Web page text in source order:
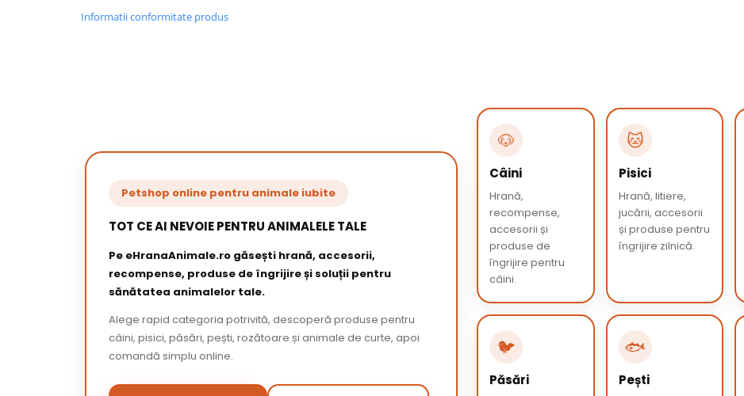
Informatii conformitate produs
Petshop online pentru animale iubite
TOT CE AI NEVOIE PENTRU ANIMALELE TALE
Pe eHranaAnimale.ro găsești hrană, accesorii,
recompense, produse de îngrijire și soluții pentru
sănătatea animalelor tale.
Alege rapid categoria potrivită, descoperă produse pentru
câini, pisici, păsări, pești, rozătoare și animale de curte, apoi
comandă simplu online.
🐶
Câini
Hrană,
recompense,
accesorii și
produse de
îngrijire pentru
câini.
🐱
Pisici
Hrană, litiere,
jucării, accesorii
și produse pentru
îngrijire zilnică.
🐦
Păsări
🐟
Pești